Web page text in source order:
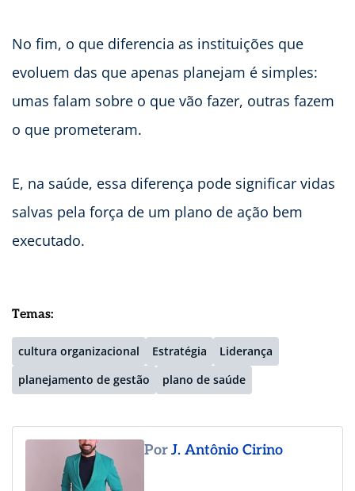
No fim, o que diferencia as instituições que
evoluem das que apenas planejam é simples:
umas falam sobre o que vão fazer, outras fazem
o que prometeram.
E, na saúde, essa diferença pode significar vidas
salvas pela força de um plano de ação bem
executado.
Temas:
cultura organizacional Estratégia
Liderança
planejamento de gestão
plano de saúde
PorJ. Antônio Cirino